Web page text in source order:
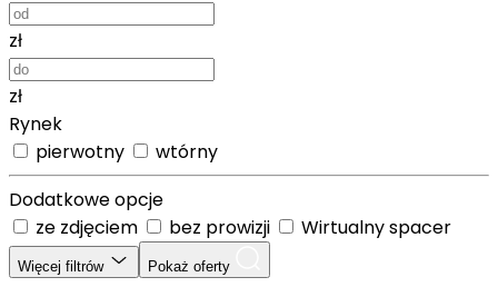
zł
zł
Rynek
pierwotny
wtórny
Dodatkowe opcje
ze zdjęciem
bez prowizji Wirtualny spacer
Więcej filtrów Pokaż oferty